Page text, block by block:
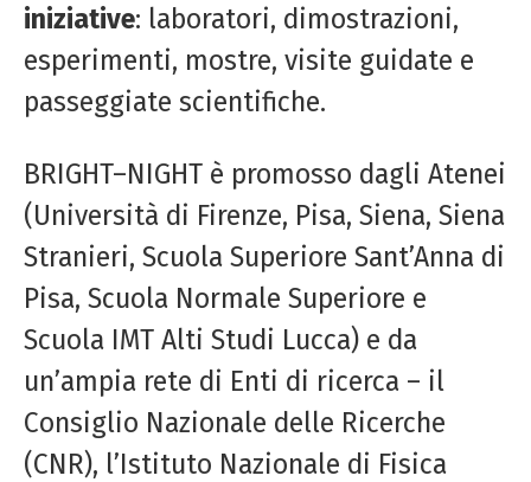
iniziative: laboratori, dimostrazioni,
esperimenti, mostre, visite guidate e
passeggiate scientifiche.
BRIGHT–NIGHT è promosso dagli Atenei
(Università di Firenze, Pisa, Siena, Siena
Stranieri, Scuola Superiore Sant’Anna di
Pisa, Scuola Normale Superiore e
Scuola IMT Alti Studi Lucca) e da
un’ampia rete di Enti di ricerca – il
Consiglio Nazionale delle Ricerche
(CNR), l’Istituto Nazionale di Fisica